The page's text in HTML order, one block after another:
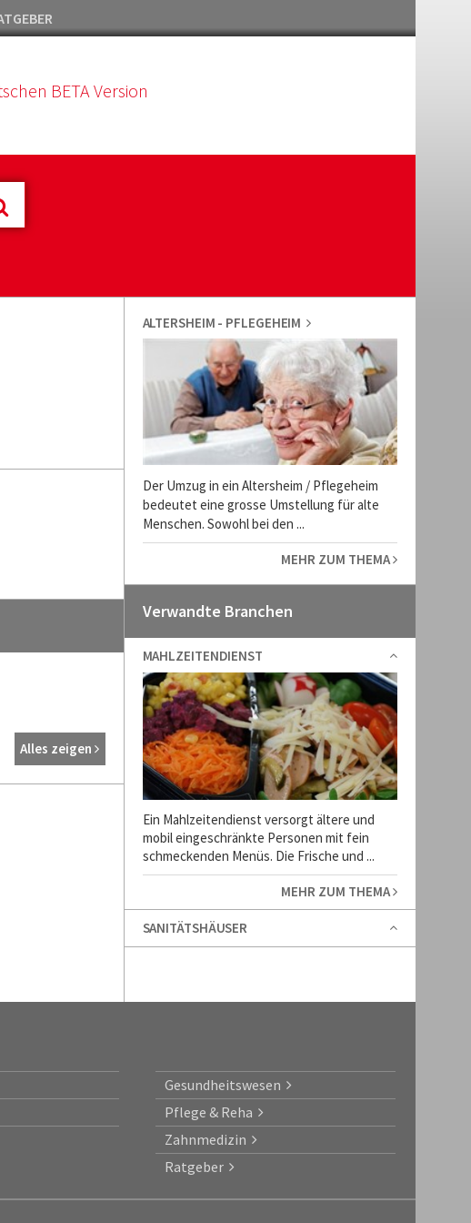
BETA Version
Alles zeigen
ALTERSHEIM - PFLEGEHEIM
Der Umzug in ein Altersheim / Pflegeheim
bedeutet eine grosse Umstellung für alte
Menschen. Sowohl bei den ...
MEHR ZUM THEMA
Verwandte Branchen
MAHLZEITENDIENST
Ein Mahlzeitendienst versorgt ältere und
mobil eingeschränkte Personen mit fein
schmeckenden Menüs. Die Frische und ...
MEHR ZUM THEMA
SANITÄTSHÄUSER
Gesundheitswesen
Pflege & Reha
Zahnmedizin
Ratgeber